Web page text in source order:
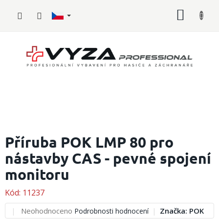
Požární
sport
vybavení
Oblečení,
Příruba POK LMP 80 pro
nástavby CAS - pevné spojení
monitoru
Kód: 11237
Průměrné
Neohodnoceno Podrobnosti hodnocení Značka: POK